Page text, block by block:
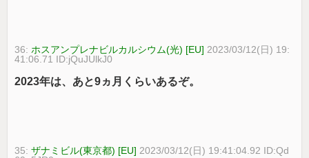
36: ホスアンプレナビルカルシウム(光) [EU] 2023/03/12(日) 19:
41:06.71 ID:jQuJUlkJ0
2023年は、あと9ヵ月くらいあるぞ。
35:ザナミビル(東京都) [EU] 2023/03/12(日) 19:41:04.92 ID:Qd